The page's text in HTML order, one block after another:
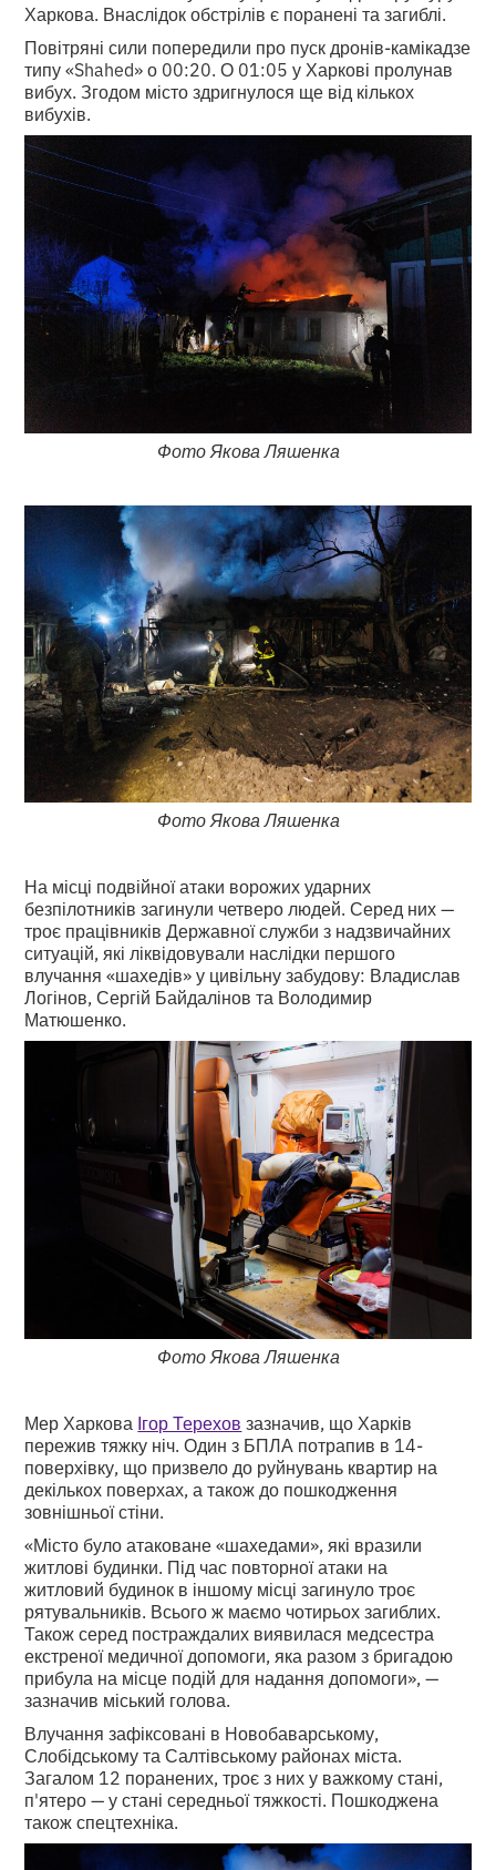
Харкова. Внаслідок обстрілів є поранені та загиблі.
Повітряні сили попередили про пуск дронів-камікадзе
типу «Shahed» о 00:20. О 01:05 у Харкові пролунав
вибух. Згодом місто здригнулося ще від кількох
вибухів.
Фото Якова Ляшенка
Фото Якова Ляшенка
На місці подвійної атаки ворожих ударних
безпілотників загинули четверо людей. Серед них —
троє працівників Державної служби з надзвичайних
ситуацій, які ліквідовували наслідки першого
влучання «шахедів» у цивільну забудову: Владислав
Логінов, Сергій Байдалінов та Володимир
Матюшенко.
Фото Якова Ляшенка
Мер Харкова Ігор Терехов зазначив, що Харків
пережив тяжку ніч. Один з БПЛА потрапив в 14-
поверхівку, що призвело до руйнувань квартир на
декількох поверхах, а також до пошкодження
зовнішньої стіни.
«Місто було атаковане «шахедами», які вразили
житлові будинки. Під час повторної атаки на
житловий будинок в іншому місці загинуло троє
рятувальників. Всього ж маємо чотирьох загиблих.
Також серед постраждалих виявилася медсестра
екстреної медичної допомоги, яка разом з бригадою
прибула на місце подій для надання допомоги», —
зазначив міський голова.
Влучання зафіксовані в Новобаварському,
Слобідському та Салтівському районах міста.
Загалом 12 поранених, троє з них у важкому стані,
п'ятеро — у стані середньої тяжкості. Пошкоджена
також спецтехніка.